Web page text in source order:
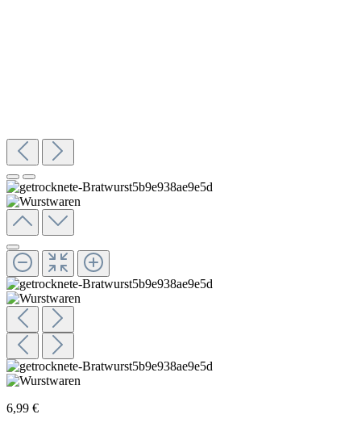
6,99 €